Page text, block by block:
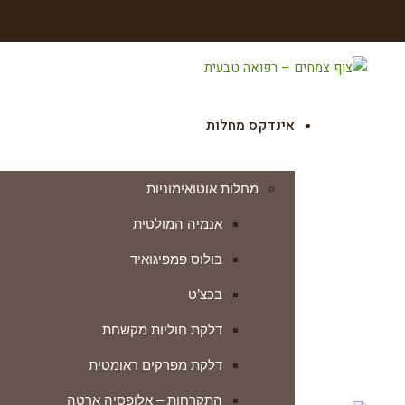
אינדקס מחלות
מחלות אוטואימוניות
אנמיה המולטית
בולוס פמפיגואיד
בכצ’ט
דלקת חוליות מקשחת
דלקת מפרקים ראומטית
התקרחות – אלופסיה ארטה